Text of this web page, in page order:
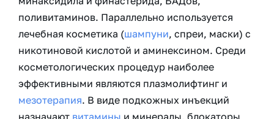
поливитаминов. Параллельно используется
лечебная косметика (шампуни, спреи, маски) с
никотиновой кислотой и аминексином. Среди
косметологических процедур наиболее
эффективными являются плазмолифтинг и
мезотерапия. В виде подкожных инъекций
назначают витамины и минералы, блокаторы